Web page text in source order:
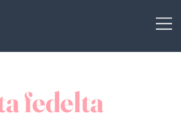
fedelta